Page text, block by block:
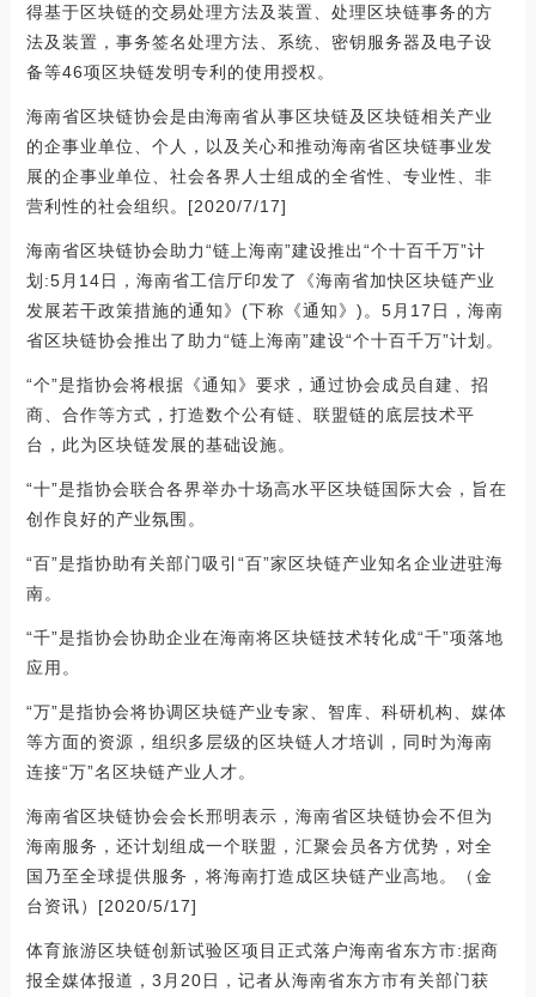
得基于区块链的交易处理方法及装置、处理区块链事务的方
法及装置，事务签名处理方法、系统、密钥服务器及电子设
备等46项区块链发明专利的使用授权。
海南省区块链协会是由海南省从事区块链及区块链相关产业
的企事业单位、个人，以及关心和推动海南省区块链事业发
展的企事业单位、社会各界人士组成的全省性、专业性、非
营利性的社会组织。[2020/7/17]
海南省区块链协会助力“链上海南”建设推出“个十百千万”计
划:5月14日，海南省工信厅印发了《海南省加快区块链产业
发展若干政策措施的通知》(下称《通知》)。5月17日，海南
省区块链协会推出了助力“链上海南”建设“个十百千万”计划。
“个”是指协会将根据《通知》要求，通过协会成员自建、招
商、合作等方式，打造数个公有链、联盟链的底层技术平
台，此为区块链发展的基础设施。
“十”是指协会联合各界举办十场高水平区块链国际大会，旨在
创作良好的产业氛围。
“百”是指协助有关部门吸引“百”家区块链产业知名企业进驻海
南。
“千”是指协会协助企业在海南将区块链技术转化成“千”项落地
应用。
“万”是指协会将协调区块链产业专家、智库、科研机构、媒体
等方面的资源，组织多层级的区块链人才培训，同时为海南
连接“万”名区块链产业人才。
海南省区块链协会会长邢明表示，海南省区块链协会不但为
海南服务，还计划组成一个联盟，汇聚会员各方优势，对全
国乃至全球提供服务，将海南打造成区块链产业高地。（金
台资讯）[2020/5/17]
体育旅游区块链创新试验区项目正式落户海南省东方市:据商
报全媒体报道，3月20日，记者从海南省东方市有关部门获